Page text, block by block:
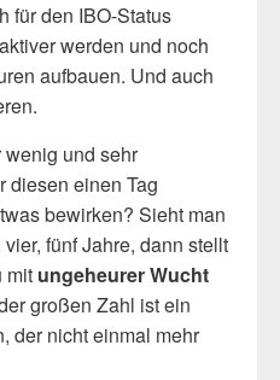
für den IBO-Status
werden und noch
aufbauen. Und auch
wenig und sehr
diesen einen Tag
bewirken? Sieht man
fünf Jahre, dann stellt
mit ungeheurer Wucht
großen Zahl ist ein
der nicht einmal mehr